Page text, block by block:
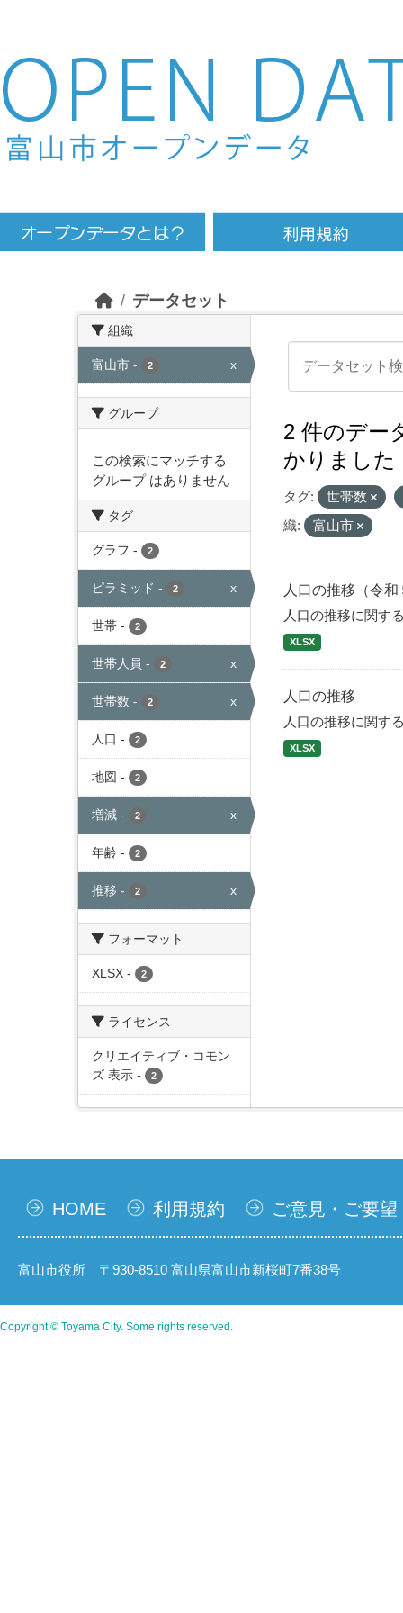
Skip to main content
データセット
組織
富山市 - 2 x
グループ
この検索にマッチする
グループ はありません
タグ
グラフ - 2
ピラミッド - 2 x
世帯 - 2
世帯人員 - 2 x
世帯数 - 2 x
人口 - 2
地図 - 2
増減 - 2 x
年齢 - 2
推移 - 2 x
フォーマット
XLSX - 2
ライセンス
クリエイティブ・コモン
ズ 表示 - 2
2 件のデー
かりました
タグ: 世帯数
織:
富山市
人口の推移（令和
人口の推移に関す
XLSX
人口の推移
人口の推移に関す
XLSX
HOME 利用規約 ご意見・ご要望
富山市役所 〒930-8510 富山県富山市新桜町7番38号
Copyright © Toyama City. Some rights reserved.